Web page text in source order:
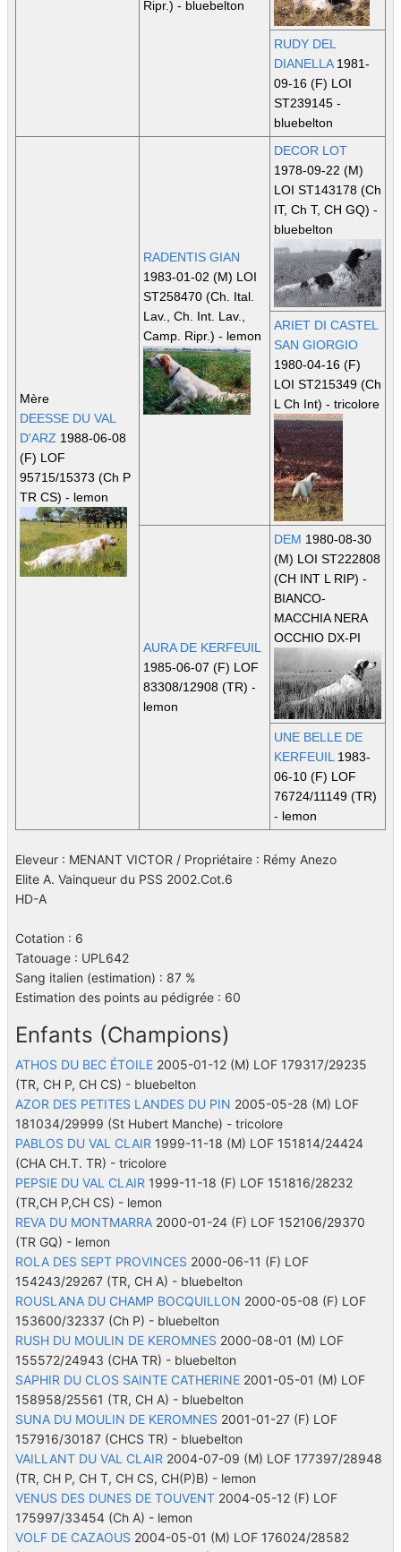
Ripr.) - bluebelton
RUDY DEL
DIANELLA1981-
09-16 (F) LOI
ST239145 -
bluebelton
Mère
DEESSE DU VAL
D'ARZ 1988-06-08
(F) LOF
95715/15373 (Ch P
TR CS) - lemon
RADENTIS GIAN
1983-01-02 (M) LOI
ST258470 (Ch. Ital.
Lav., Ch. Int. Lav.,
Camp. Ripr.) - lemon
DECOR LOT
1978-09-22 (M)
LOI ST143178 (Ch
IT, Ch T, CH GQ) -
bluebelton
ARIET DI CASTEL
SAN GIORGIO
1980-04-16 (F)
LOI ST215349 (Ch
L Ch Int) - tricolore
AURA DE KERFEUIL
1985-06-07 (F) LOF
83308/12908 (TR) -
lemon
DEM 1980-08-30
(M) LOI ST222808
(CH INT L RIP) -
BIANCO-
MACCHIA NERA
OCCHIO DX-PI
UNE BELLE DE
KERFEUIL 1983-
06-10 (F) LOF
76724/11149 (TR)
- lemon
Eleveur : MENANT VICTOR / Propriétaire : Rémy Anezo
Elite A. Vainqueur du PSS 2002.Cot.6
HD-A
Cotation : 6
Tatouage : UPL642
Sang italien (estimation) : 87 %
Estimation des points au pédigrée : 60
Enfants (Champions)
ATHOS DU BEC ÉTOILE 2005-01-12 (M) LOF 179317/29235
(TR, CH P, CH CS) - bluebelton
AZOR DES PETITES LANDES DU PIN 2005-05-28 (M) LOF
181034/29999 (St Hubert Manche) - tricolore
PABLOS DU VAL CLAIR 1999-11-18 (M) LOF 151814/24424
(CHA CH.T. TR) - tricolore
PEPSIE DU VAL CLAIR 1999-11-18 (F) LOF 151816/28232
(TR,CH P,CH CS) - lemon
REVA DU MONTMARRA 2000-01-24 (F) LOF 152106/29370
(TR GQ) - lemon
ROLA DES SEPT PROVINCES 2000-06-11 (F) LOF
154243/29267 (TR, CH A) - bluebelton
ROUSLANA DU CHAMP BOCQUILLON 2000-05-08 (F) LOF
153600/32337 (Ch P) - bluebelton
RUSH DU MOULIN DE KEROMNES 2000-08-01 (M) LOF
155572/24943 (CHA TR) - bluebelton
SAPHIR DU CLOS SAINTE CATHERINE 2001-05-01 (M) LOF
158958/25561 (TR, CH A) - bluebelton
SUNA DU MOULIN DE KEROMNES 2001-01-27 (F) LOF
157916/30187 (CHCS TR) - bluebelton
VAILLANT DU VAL CLAIR 2004-07-09 (M) LOF 177397/28948
(TR, CH P, CH T, CH CS, CH(P)B) - lemon
VENUS DES DUNES DE TOUVENT 2004-05-12 (F) LOF
175997/33454 (Ch A) - lemon
VOLF DE CAZAOUS 2004-05-01 (M) LOF 176024/28582